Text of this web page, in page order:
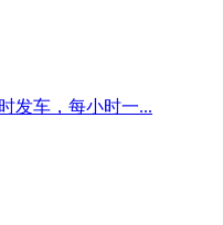
发车，每小时一...